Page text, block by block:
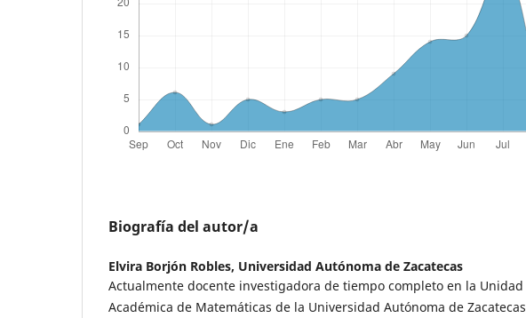
Biografía del autor/a
Elvira Borjón Robles, Universidad Autónoma de Zacatecas
Actualmente docente investigadora de tiempo completo en la Unidad
Académica de Matemáticas de la Universidad Autónoma de Zacatecas